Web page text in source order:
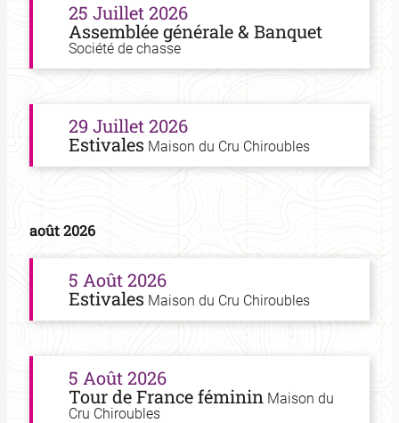
25 Juillet 2026
Assemblée générale & Banquet
Société de chasse
29 Juillet 2026
Estivales Maison du Cru Chiroubles
août 2026
5 Août 2026
Estivales Maison du Cru Chiroubles
5 Août 2026
Tour de France féminin Maison du
Cru Chiroubles